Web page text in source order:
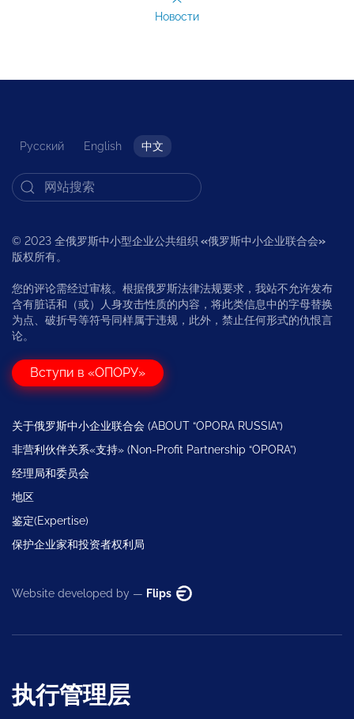
Новости
Русский English 中文
© 2023 全俄罗斯中小型企业公共组织 «俄罗斯中小企业联合会»
版权所有。
您的评论需经过审核。根据俄罗斯法律法规要求，我站不允许发布
含有脏话和（或）人身攻击性质的内容，将此类信息中的字母替换
为点、破折号等符号同样属于违规，此外，禁止任何形式的仇恨言
论。
Вступи в «ОПОРУ»
关于俄罗斯中小企业联合会 (ABOUT “OPORA RUSSIA”)
非营利伙伴关系«支持» (Non-Profit Partnership “OPORA”)
经理局和委员会
地区
鉴定(Expertise)
保护企业家和投资者权利局
Website developed by — Flips
执行管理层